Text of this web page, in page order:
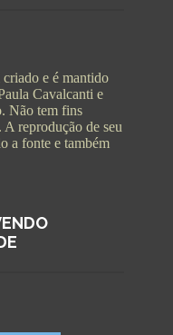
e é mantido
Cavalcanti e
Não tem fins
reprodução de seu
a fonte e também